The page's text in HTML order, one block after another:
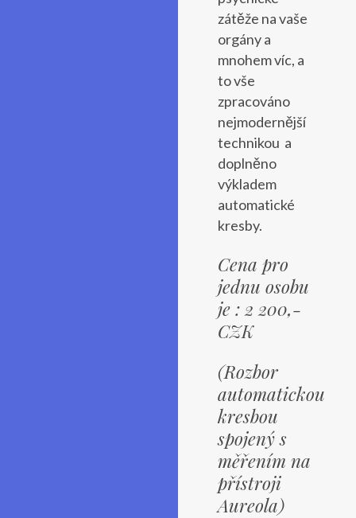
zátěže na vaše
orgány a
mnohem víc, a
to vše
zpracováno
nejmodernější
technikou a
doplněno
výkladem
automatické
kresby.
Cena pro
jednu osobu
je : 2 200,-
CZK
(Rozbor
automatickou
kresbou
spojený s
měřením na
přístroji
Aureola)